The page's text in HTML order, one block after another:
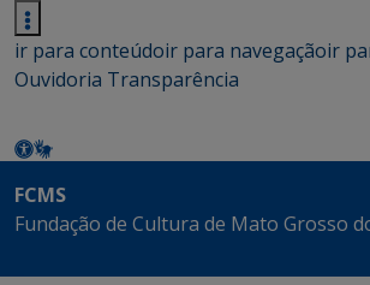
ir para conteúdoir para navegaçãoir
Ouvidoria Transparência
FCMS
Fundação de Cultura de Mato Grosso